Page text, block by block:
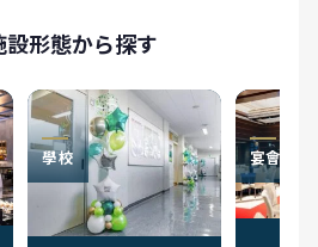
設形態から探す
學校 宴會廳